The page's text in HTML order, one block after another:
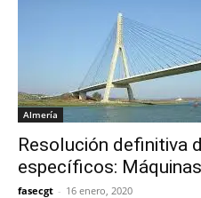
Almería
Resolución definitiva
específicos:
fasecgt - 16 enero, 2020